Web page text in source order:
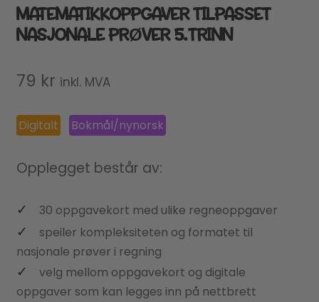
MATEMATIKKOPPGAVER TILPASSET
NASJONALE PRØVER 5.TRINN
79 kr inkl. MVA
Digitalt Bokmål/nynorsk
Opplegget består av:
30 oppgavekort med ulike regneoppgaver
speiler kompleksiteten og formatet til
nasjonale prøver i regning
velg mellom oppgavekort og digitale
oppgaver som kan legges inn på nettbrett